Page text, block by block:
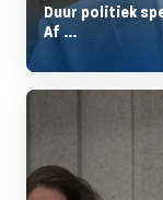
Duur politiek
Af ...